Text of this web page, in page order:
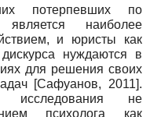
потерпевших по
наиболее
и юристы как
нуждаются в
для решения своих
[Сафуанов, 2011].
исследования не
психолога как